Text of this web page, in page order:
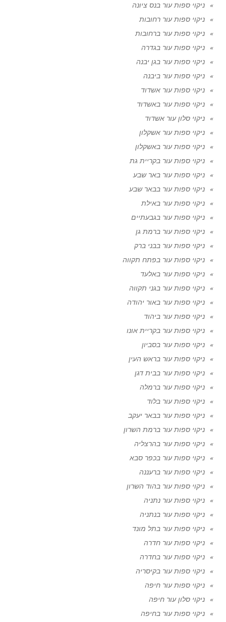
ניקוי ספות עור בנס ציונה
ניקוי ספות עור רחובות
ניקוי ספות עור ברחובות
ניקוי ספות עור בגדרה
ניקוי ספות עור בגן יבנה
ניקוי ספות עור ביבנה
ניקוי ספות עור אשדוד
ניקוי ספות עור באשדוד
ניקוי סלון עור אשדוד
ניקוי ספות עור אשקלון
ניקוי ספות עור באשקלון
ניקוי ספות עור בקריית גת
ניקוי ספות עור באר שבע
ניקוי ספות עור בבאר שבע
ניקוי ספות עור באילת
ניקוי ספות עור בגבעתיים
ניקוי ספות עור ברמת גן
ניקוי ספות עור בבני ברק
ניקוי ספות עור בפתח תקווה
ניקוי ספות עור באלעד
ניקוי ספות עור בגני תקווה
ניקוי ספות עור באור יהודה
ניקוי ספות עור ביהוד
ניקוי ספות עור בקריית אונו
ניקוי ספות עור בסביון
ניקוי ספות עור בראש העין
ניקוי ספות עור בבית דגן
ניקוי ספות עור ברמלה
ניקוי ספות עור בלוד
ניקוי ספות עור בבאר יעקב
ניקוי ספות עור ברמת השרון
ניקוי ספות עור בהרצליה
ניקוי ספות עור בכפר סבא
ניקוי ספות עור ברעננה
ניקוי ספות עור בהוד השרון
ניקוי ספות עור נתניה
ניקוי ספות עור בנתניה
ניקוי ספות עור בתל מונד
ניקוי ספות עור חדרה
ניקוי ספות עור בחדרה
ניקוי ספות עור בקיסריה
ניקוי ספות עור חיפה
ניקוי סלון עור חיפה
ניקוי ספות עור בחיפה